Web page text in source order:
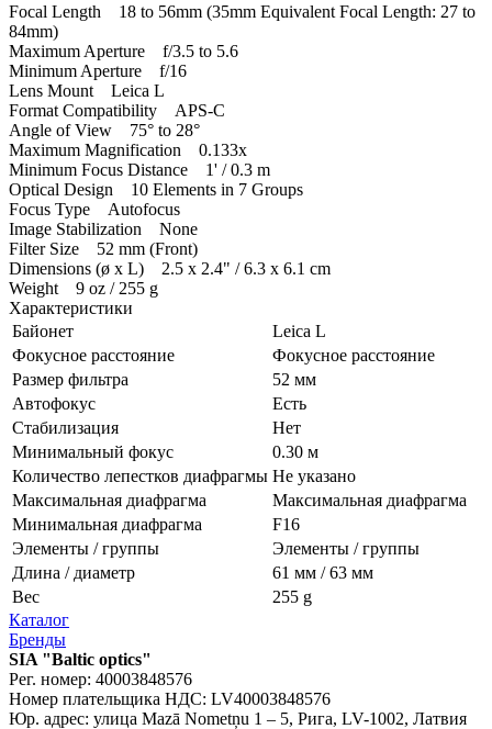
Focal Length 18 to 56mm (35mm Equivalent Focal Length: 27 to
84mm)
Maximum Aperture f/3.5 to 5.6
Minimum Aperture f/16
Lens Mount Leica L
Format Compatibility APS-C
Angle of View 75° to 28°
Maximum Magnification 0.133x
Minimum Focus Distance 1' / 0.3 m
Optical Design 10 Elements in 7 Groups
Focus Type Autofocus
Image Stabilization None
Filter Size 52 mm (Front)
Dimensions (ø x L) 2.5 x 2.4" / 6.3 x 6.1 cm
Weight 9 oz / 255 g
Характеристики
Байонет
Leica L
Фокусное расстояние
Фокусное расстояние
Размер фильтра
52 мм
Автофокус
Есть
Стабилизация
Нет
Минимальный фокус
0.30 м
Количество лепестков диафрагмы Не указано
Максимальная диафрагма
Максимальная диафрагма
Минимальная диафрагма
F16
Элементы / группы
Элементы / группы
Длина / диаметр
61 мм / 63 мм
Вес
255 g
Каталог
Бренды
SIA "Baltic optics"
Рег. номер: 40003848576
Номер плательщика НДС: LV40003848576
Юр. адрес: улица Mazā Nometņu 1 – 5, Рига, LV-1002, Латвия